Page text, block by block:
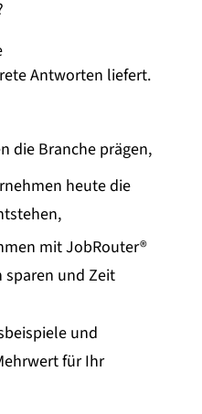
Antworten liefert.
die Branche prägen,
heute die
mit JobRouter®
sparen und Zeit
und
für Ihr